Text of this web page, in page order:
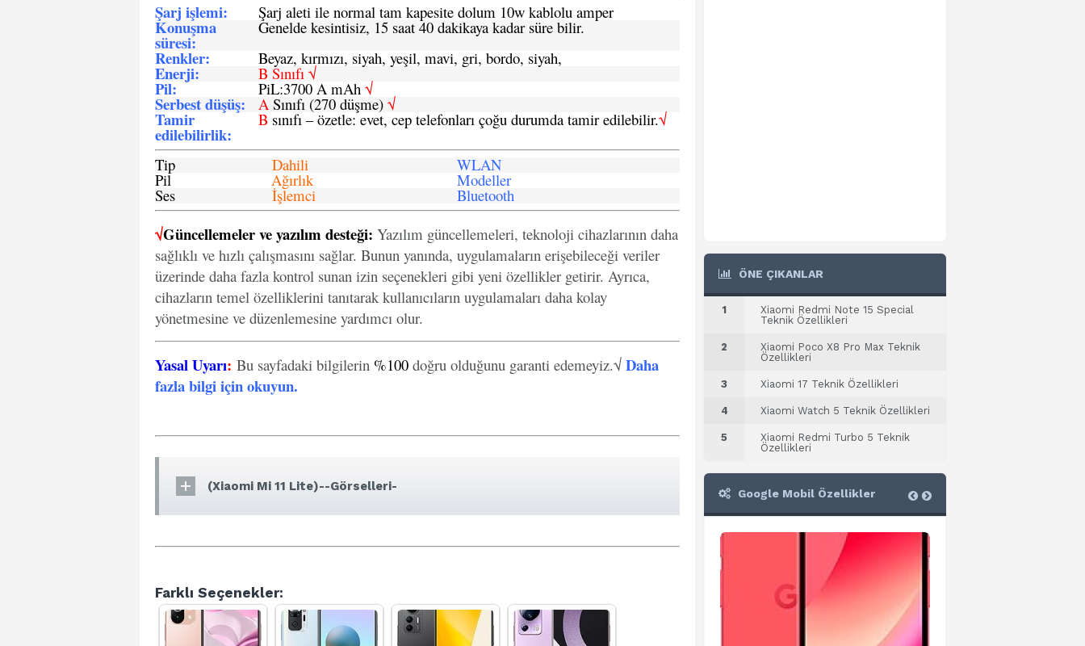
Şarj işlemi: Şarj aleti ile normal tam kapesite dolum 10w kablolu amper
Konuşma
süresi:
Genelde kesintisiz, 15 saat 40 dakikaya kadar süre bilir.
Renkler: Beyaz, kırmızı, siyah, yeşil, mavi, gri, bordo, siyah,
Enerji: B Sınıfı √
Pil: PiL:3700 A mAh √
Serbest düşüş: ASınıfı (270 düşme) √
Tamir
edilebilirlik:
B sınıfı – özetle: evet, cep telefonları çoğu durumda tamir edilebilir.√
Tip Dahili WLAN
Pil Ağırlık Modeller
Ses İşlemci Bluetooth
√Güncellemeler ve yazılım desteği: Yazılım güncellemeleri, teknoloji cihazlarının daha
sağlıklı ve hızlı çalışmasını sağlar. Bunun yanında, uygulamaların erişebileceği veriler
üzerinde daha fazla kontrol sunan izin seçenekleri gibi yeni özellikler getirir. Ayrıca,
cihazların temel özelliklerini tanıtarak kullanıcıların uygulamaları daha kolay
yönetmesine ve düzenlemesine yardımcı olur.
Yasal Uyarı: Bu sayfadaki bilgilerin %100 doğru olduğunu garanti edemeyiz.√ Daha
fazla bilgi için okuyun.
(Xiaomi Mi 11 Lite)--Görselleri-
Farklı Seçenekler:
ÖNE ÇIKANLAR
1
Xiaomi Redmi Note 15 Special
Teknik Özellikleri
2
Xiaomi Poco X8 Pro Max Teknik
Özellikleri
3 Xiaomi 17 Teknik Özellikleri
4 Xiaomi Watch 5 Teknik Özellikleri
5
Xiaomi Redmi Turbo 5 Teknik
Özellikleri
Google Mobil Özellikler